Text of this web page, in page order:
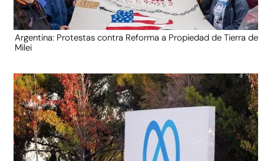
Argentina: Protestas contra Reforma a Propiedad de Tierra de
Milei